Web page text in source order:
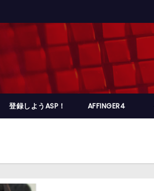
登録しようASP！ AFFINGER4